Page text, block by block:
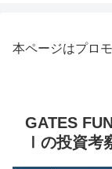
本ページはプロ
GATES
Ⅰの投資考